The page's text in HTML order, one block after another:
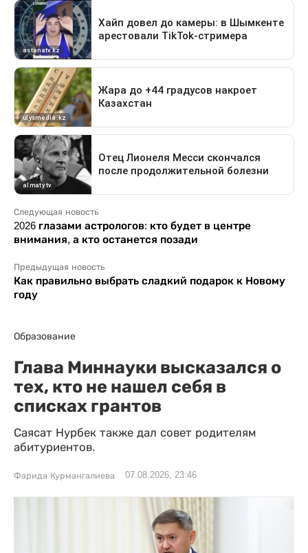
Следующая новость
2026 глазами астрологов: кто будет в центре
внимания, а кто останется позади
Предыдущая новость
Как правильно выбрать сладкий подарок к Новому
году
Образование
Глава Миннауки высказался о
тех, кто не нашел себя в
списках грантов
Саясат Нурбек также дал совет родителям
абитуриентов.
Фарида Курмангалиева 07.08.2026, 23:46